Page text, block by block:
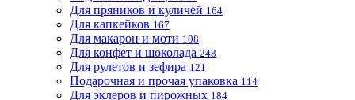
Для пряников и куличей 164
Для капкейков 167
Для макарон и моти 108
Для конфет и шоколада 248
Для рулетов и зефира 121
Подарочная и прочая упаковка 114
Для эклеров и пирожных 184